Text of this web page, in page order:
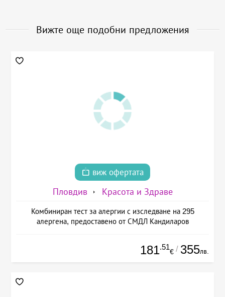
Вижте още подобни предложения
виж офертата
Пловдив Красота и Здраве
Комбиниран тест за алергии с изследване на 295
алергена, предоставено от СМДЛ Кандиларов
181.51
€ / 355лв.